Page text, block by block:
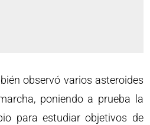
observó varios asteroides
poniendo a prueba la
para estudiar objetivos de